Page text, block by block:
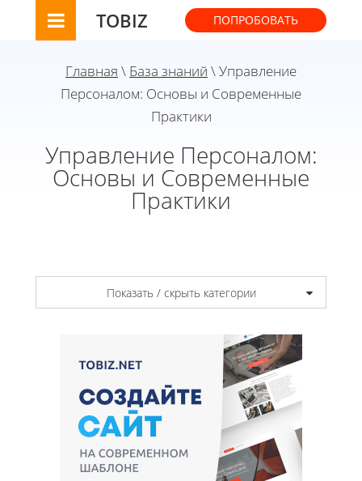
TOBIZ ПОПРОБОВАТЬ
Главная \ База знаний \ Управление
Персоналом: Основы и Современные
Практики
Управление Персоналом:
Основы и Современные
Практики
Показать / скрыть категории